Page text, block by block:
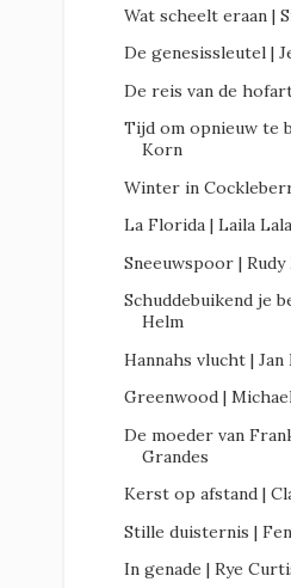
Wat scheelt eraan |
De genesissleutel |
De reis van de
Tijd om opnieuw te
Korn
Winter in
La Florida | Laila
Sneeuwspoor |
Schuddebuikend je
Helm
Hannahs vlucht |
Greenwood |
De moeder van
Grandes
Kerst op afstand |
Stille duisternis |
In genade | Rye